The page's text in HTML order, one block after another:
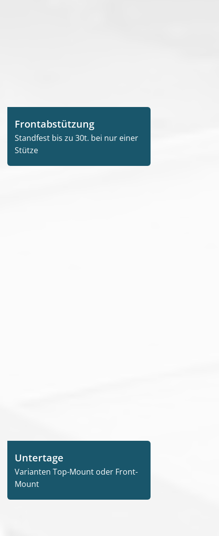
Frontabstützung
Standfest bis zu 30t. bei nur einer
Stütze
Untertage
Varianten Top-Mount oder Front-
Mount